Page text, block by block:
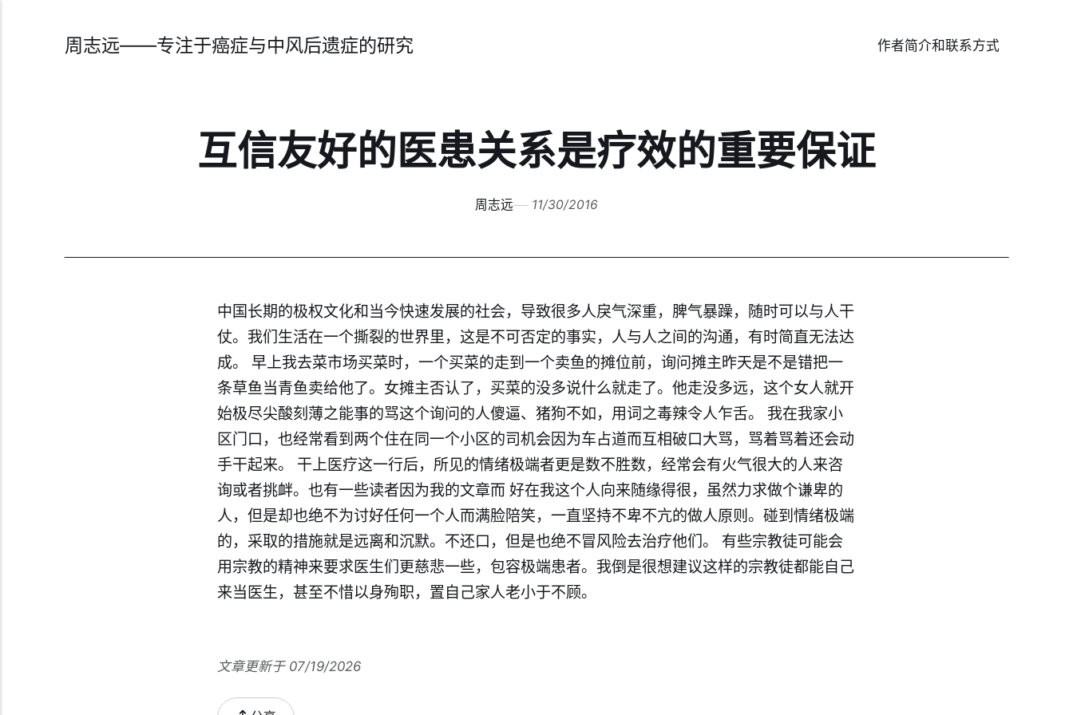
周志远——专注于癌症与中风后遗症的研究 作者简介和联系方式
互信友好的医患关系是疗效的重要保证
周志远 11/30/2016
中国长期的极权文化和当今快速发展的社会，导致很多人戾气深重，脾气暴躁，随时可以与人干
仗。我们生活在一个撕裂的世界里，这是不可否定的事实，人与人之间的沟通，有时简直无法达
成。 早上我去菜市场买菜时，一个买菜的走到一个卖鱼的摊位前，询问摊主昨天是不是错把一
条草鱼当青鱼卖给他了。女摊主否认了，买菜的没多说什么就走了。他走没多远，这个女人就开
始极尽尖酸刻薄之能事的骂这个询问的人傻逼、猪狗不如，用词之毒辣令人乍舌。 我在我家小
区门口，也经常看到两个住在同一个小区的司机会因为车占道而互相破口大骂，骂着骂着还会动
手干起来。 干上医疗这一行后，所见的情绪极端者更是数不胜数，经常会有火气很大的人来咨
询或者挑衅。也有一些读者因为我的文章而 好在我这个人向来随缘得很，虽然力求做个谦卑的
人，但是却也绝不为讨好任何一个人而满脸陪笑，一直坚持不卑不亢的做人原则。碰到情绪极端
的，采取的措施就是远离和沉默。不还口，但是也绝不冒风险去治疗他们。 有些宗教徒可能会
用宗教的精神来要求医生们更慈悲一些，包容极端患者。我倒是很想建议这样的宗教徒都能自己
来当医生，甚至不惜以身殉职，置自己家人老小于不顾。
文章更新于 07/19/2026